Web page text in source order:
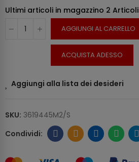
Ultimi articoli in magazzino 2 Articoli
AGGIUNGI AL CARRELLO
ACQUISTA ADESSO
Aggiungi alla lista dei desideri
SKU: 3619445M2/S